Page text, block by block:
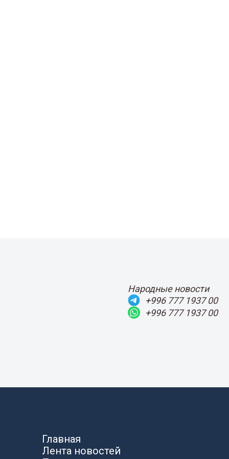
Народные новости
+996 777 1937 00
+996 777 1937 00
Главная
Лента новостей